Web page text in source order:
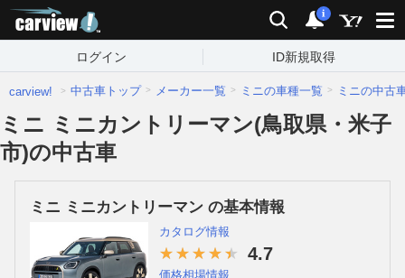
検索 通知
i
ログイン ID新規取得
carview! 中古車トップ メーカー一覧 ミニの車種一覧 ミニの中古
ミニ ミニカントリーマン(鳥取県・米子
市)の中古車
ミニ ミニカントリーマン の基本情報
カタログ情報
4.7
価格相場情報